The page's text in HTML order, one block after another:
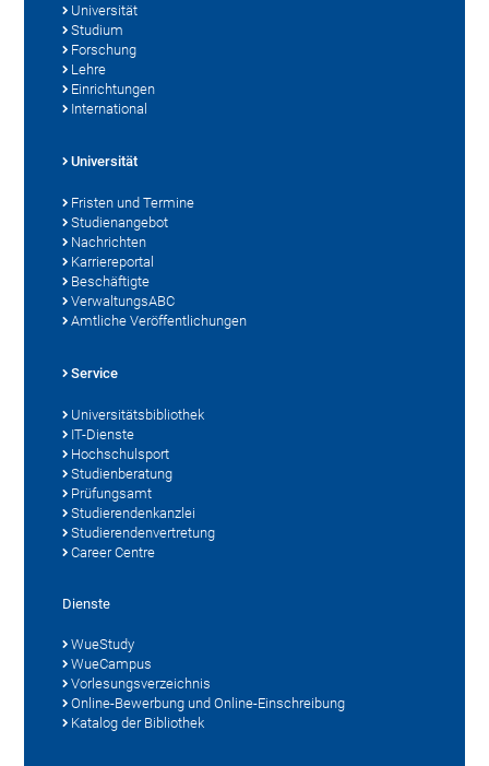
Universität
Studium
Forschung
Lehre
Einrichtungen
International
Universität
Fristen und Termine
Studienangebot
Nachrichten
Karriereportal
Beschäftigte
VerwaltungsABC
Amtliche Veröffentlichungen
Service
Universitätsbibliothek
IT-Dienste
Hochschulsport
Studienberatung
Prüfungsamt
Studierendenkanzlei
Studierendenvertretung
Career Centre
Dienste
WueStudy
WueCampus
Vorlesungsverzeichnis
Online-Bewerbung und Online-Einschreibung
Katalog der Bibliothek